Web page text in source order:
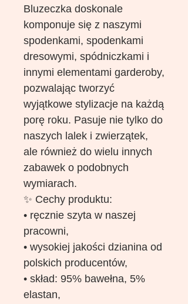
Bluzeczka doskonale
komponuje się z naszymi
spodenkami, spodenkami
dresowymi, spódniczkami i
innymi elementami garderoby,
pozwalając tworzyć
wyjątkowe stylizacje na każdą
porę roku. Pasuje nie tylko do
naszych lalek i zwierzątek,
ale również do wielu innych
zabawek o podobnych
wymiarach.
✨ Cechy produktu:
• ręcznie szyta w naszej
pracowni,
• wysokiej jakości dzianina od
polskich producentów,
• skład: 95% bawełna, 5%
elastan,